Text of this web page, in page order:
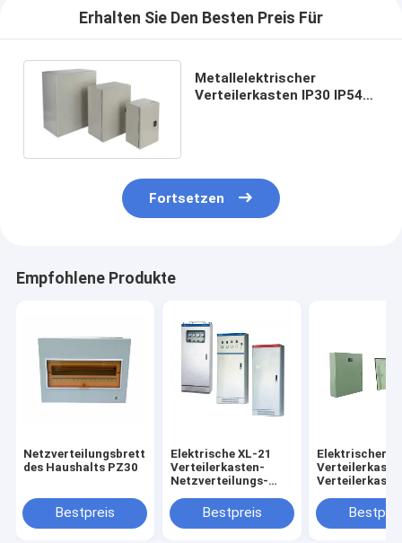
Erhalten Sie Den Besten Preis Für
Metallelektrischer
Verteilerkasten IP30 IP54
Fortsetzen
Empfohlene Produkte
Netzverteilungsbrett
des Haushalts PZ30
Bestpreis
Elektrische XL-21
Verteilerkasten-
Netzverteilungs-
Bescheinigung
Bestpreis
Elektrischer